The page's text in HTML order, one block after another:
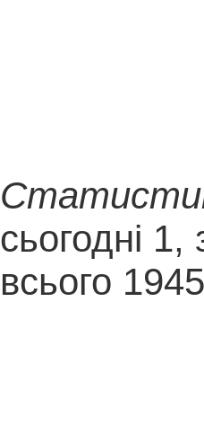
сьогодні 1,
всього 1945